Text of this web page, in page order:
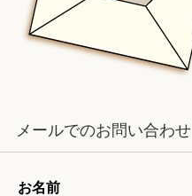
メールでのお問い合わせ
お名前